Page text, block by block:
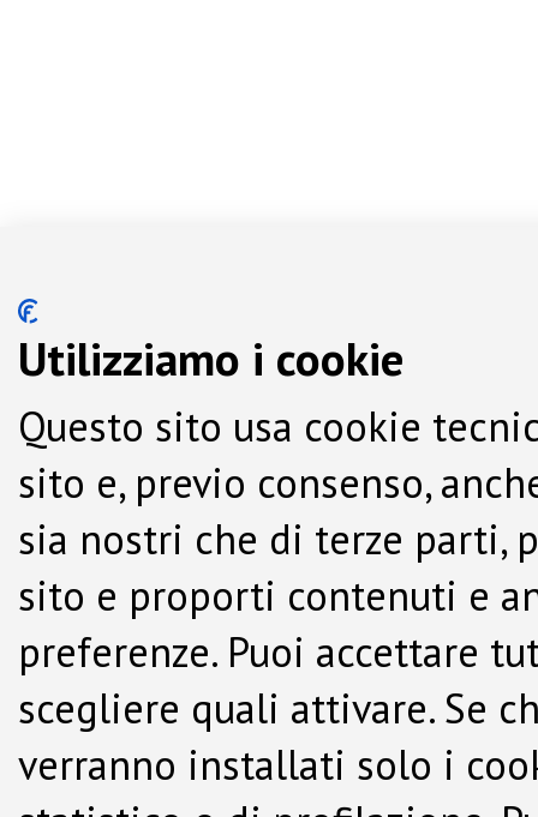
Utilizziamo i cookie
Questo sito usa cookie
sito e, previo consenso,
sia nostri che di terze parti,
sito e proporti contenuti e
preferenze. Puoi accettare
scegliere quali attivare. Se
verranno installati solo i